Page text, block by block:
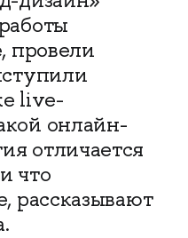
провели
live-
онлайн-
отличается
что
рассказывают